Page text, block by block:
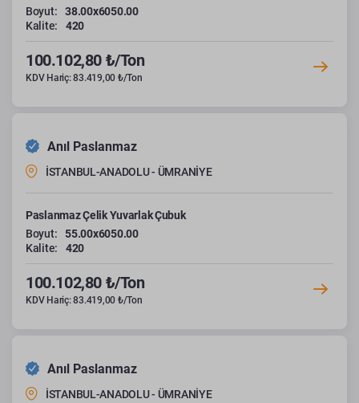
Boyut:
38.00x6050.00
Kalite:
420
100.102,80 ₺/Ton
KDV Hariç: 83.419,00 ₺/Ton
Anıl Paslanmaz
İSTANBUL-ANADOLU - ÜMRANİYE
Paslanmaz Çelik Yuvarlak Çubuk
Boyut:
55.00x6050.00
Kalite:
420
100.102,80 ₺/Ton
KDV Hariç: 83.419,00 ₺/Ton
Anıl Paslanmaz
İSTANBUL-ANADOLU - ÜMRANİYE